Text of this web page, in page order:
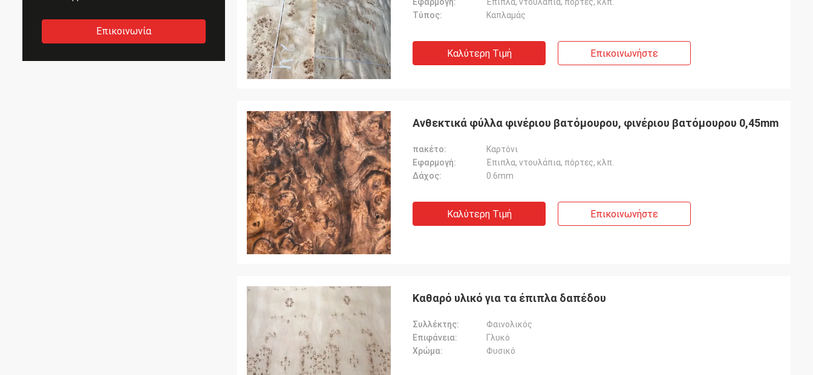
Επικοινωνία
Τύπος:
Καπλαμάς
Καλύτερη Τιμή Επικοινωνήστε
Ανθεκτικά φύλλα φινέριου βατόμουρου, φινέριου βατόμουρου 0,45mm
πακέτο:
Καρτόνι
Εφαρμογή:
Έπιπλα, ντουλάπια, πόρτες, κλπ.
Δάχος:
0.6mm
Καλύτερη Τιμή Επικοινωνήστε
Καθαρό υλικό για τα έπιπλα δαπέδου
Συλλέκτης:
Φαινολικός
Επιφάνεια:
Γλυκό
Χρώμα:
Φυσικό